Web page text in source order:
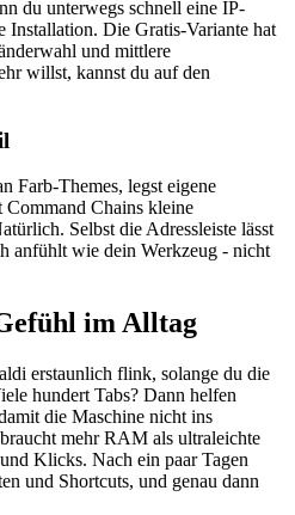
du unterwegs schnell eine IP-
Installation. Die Gratis-Variante hat
und mittlere
willst, kannst du auf den
Farb-Themes, legst eigene
Command Chains kleine
Selbst die Adressleiste lässt
anfühlt wie dein Werkzeug - nicht
im Alltag
erstaunlich flink, solange du die
hundert Tabs? Dann helfen
die Maschine nicht ins
mehr RAM als ultraleichte
Klicks. Nach ein paar Tagen
und Shortcuts, und genau dann